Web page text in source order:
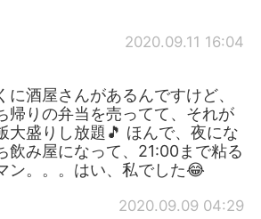
Tiếng Việt
2020.09.11 16:04
に酒屋さんがあるんですけど、
帰りの弁当を売ってて、それが
大盛りし放題🎵 ほんで、夜にな
飲み屋になって、21:00まで粘る
ン。。。はい、私でした😂
2020.09.09 04:29